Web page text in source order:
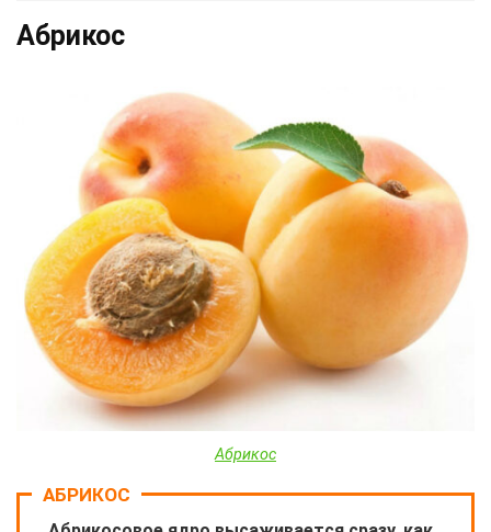
Абрикос
Абрикос
АБРИКОС